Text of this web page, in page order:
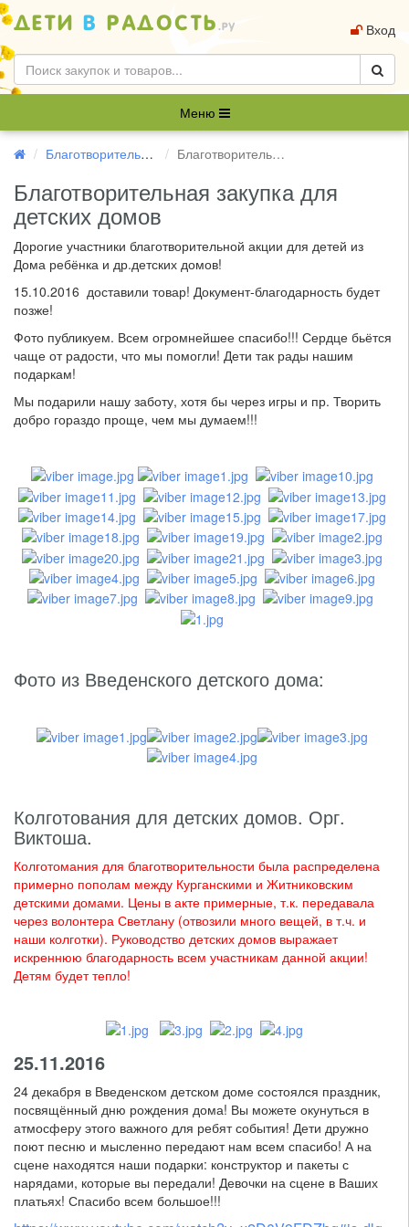
Вход
Меню
Благотворительность Благотворительная закупка для детских домов (15.10.2016)
Благотворительная закупка для
детских домов
Дорогие участники благотворительной акции для детей из
Дома ребёнка и др.детских домов!
15.10.2016 доставили товар! Документ-благодарность будет
позже!
Фото публикуем. Всем огромнейшее спасибо!!! Сердце бьётся
чаще от радости, что мы помогли! Дети так рады нашим
подаркам!
Мы подарили нашу заботу, хотя бы через игры и пр. Творить
добро гораздо проще, чем мы думаем!!!
Фото из Введенского детского дома:
Колготования для детских домов. Орг.
Виктоша.
Колготомания для благотворительности была распределена
примерно пополам между Курганскими и Житниковским
детскими домами. Цены в акте примерные, т.к. передавала
через волонтера Светлану (отвозили много вещей, в т.ч. и
наши колготки). Руководство детских домов выражает
искреннюю благодарность всем участникам данной акции!
Детям будет тепло!
25.11.2016
24 декабря в Введенском детском доме состоялся праздник,
посвящённый дню рождения дома! Вы можете окунуться в
атмосферу этого важного для ребят события! Дети дружно
поют песню и мысленно передают нам всем спасибо! А на
сцене находятся наши подарки: конструктор и пакеты с
нарядами, которые вы передали! Девочки на сцене в Ваших
платьях! Спасибо всем большое!!!